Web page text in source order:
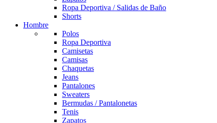
Ropa Deportiva / Salidas de Baño
Shorts
Hombre
Polos
Ropa Deportiva
Camisetas
Camisas
Chaquetas
Jeans
Pantalones
Sweaters
Bermudas / Pantalonetas
Tenis
Zapatos